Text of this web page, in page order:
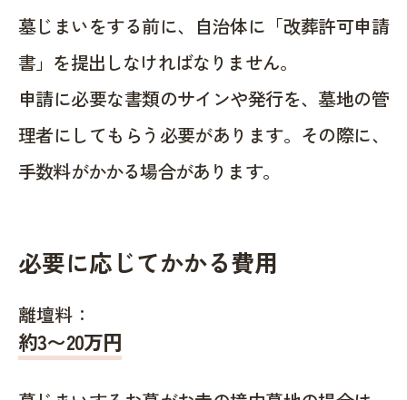
墓じまいをする前に、自治体に「改葬許可申請
書」を提出しなければなりません。
申請に必要な書類のサインや発行を、墓地の管
理者にしてもらう必要があります。その際に、
手数料がかかる場合があります。
必要に応じてかかる費用
離壇料：
約3〜20万円